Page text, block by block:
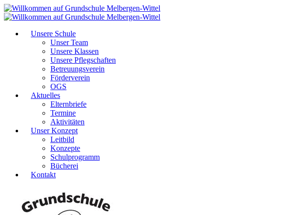
Unsere Schule
Unser Team
Unsere Klassen
Unsere Pflegschaften
Betreuungsverein
Förderverein
OGS
Aktuelles
Elternbriefe
Termine
Aktivitäten
Unser Konzept
Leitbild
Konzepte
Schulprogramm
Bücherei
Kontakt